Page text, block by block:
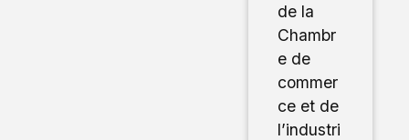
de la
Chambr
e de
commer
ce et de
l’industri